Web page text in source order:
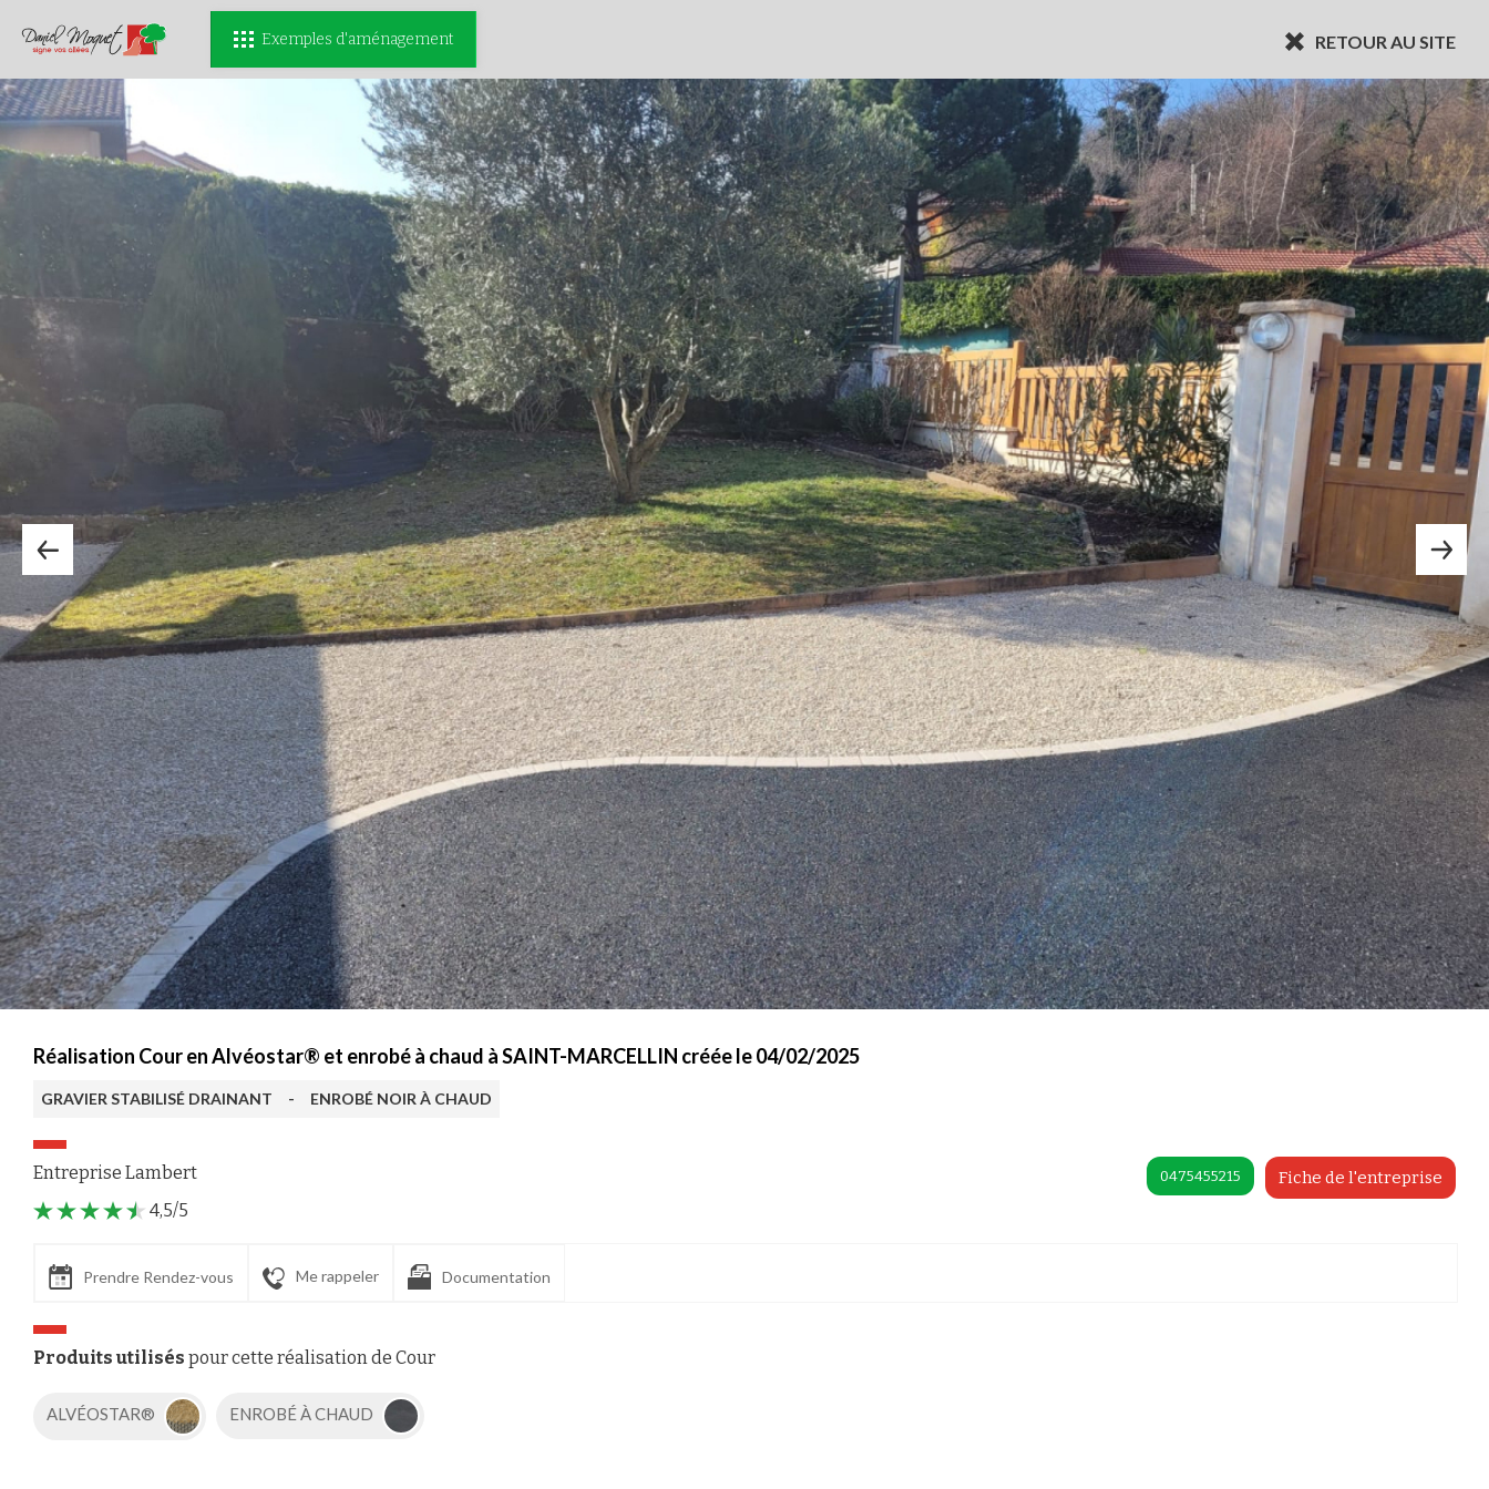
RETOUR AU SITE
Exemples d'aménagement
Réalisation Cour en Alvéostar® et enrobé à chaud à SAINT-MARCELLIN créée le 04/02/2025
GRAVIER STABILISÉ DRAINANT - ENROBÉ NOIR À CHAUD
Entreprise Lambert Fiche de l'entreprise
0475455215
4,5/5
Prendre Rendez-vous Me rappeler Documentation
Produits utilisés pour cette réalisation de Cour
ALVÉOSTAR® ENROBÉ À CHAUD